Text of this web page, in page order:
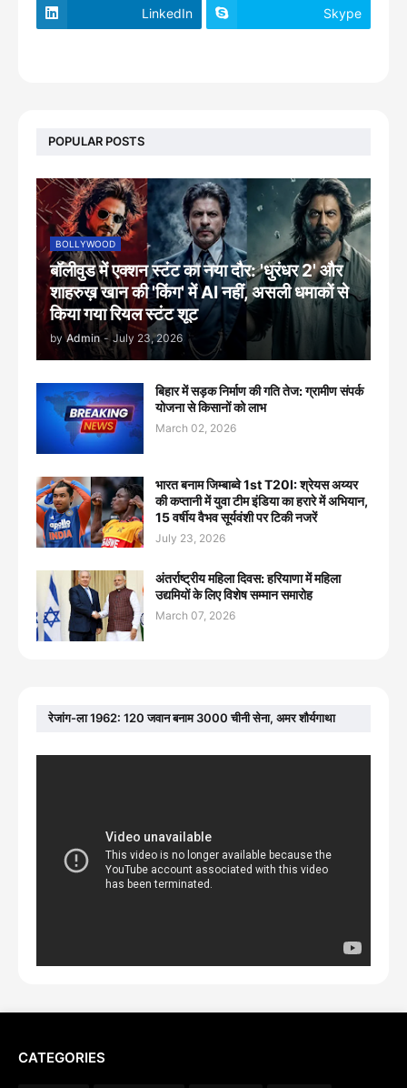
LinkedIn Skype
POPULAR POSTS
BOLLYWOOD
बॉलीवुड में एक्शन स्टंट का नया दौर: 'धुरंधर 2' और
शाहरुख़ खान की 'किंग' में AI नहीं, असली धमाकों से
किया गया रियल स्टंट शूट
by Admin - July 23, 2026
बिहार में सड़क निर्माण की गति तेज: ग्रामीण संपर्क
योजना से किसानों को लाभ
March 02, 2026
भारत बनाम जिम्बाब्वे 1st T20I: श्रेयस अय्यर
की कप्तानी में युवा टीम इंडिया का हरारे में अभियान,
15 वर्षीय वैभव सूर्यवंशी पर टिकी नजरें
July 23, 2026
अंतर्राष्ट्रीय महिला दिवस: हरियाणा में महिला
उद्यमियों के लिए विशेष सम्मान समारोह
March 07, 2026
रेजांग-ला 1962: 120 जवान बनाम 3000 चीनी सेना, अमर शौर्यगाथा
CATEGORIES